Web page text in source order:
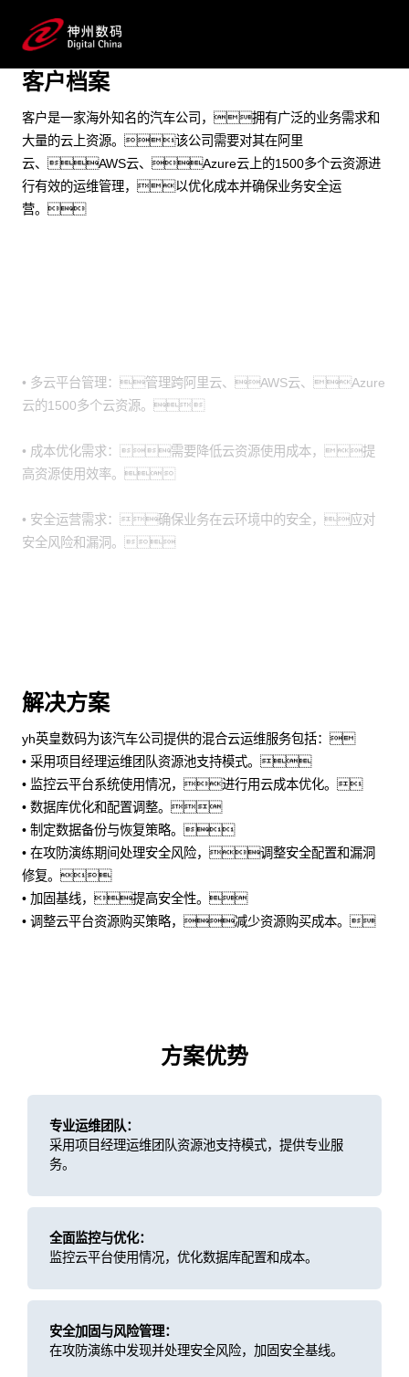
客户档案
客户是一家海外知名的汽车公司，拥有广泛的业务需求和
大量的云上资源。该公司需要对其在阿里
云、AWS云、Azure云上的1500多个云资源进
行有效的运维管理，以优化成本并确保业务安全运
营。
• 多云平台管理：管理跨阿里云、AWS云、Azure
云的1500多个云资源。
• 成本优化需求：需要降低云资源使用成本，提
高资源使用效率。
• 安全运营需求：确保业务在云环境中的安全，应对
安全风险和漏洞。
解决方案
yh英皇数码为该汽车公司提供的混合云运维服务包括：
• 采用项目经理运维团队资源池支持模式。
• 监控云平台系统使用情况，进行用云成本优化。
• 数据库优化和配置调整。
• 制定数据备份与恢复策略。
• 在攻防演练期间处理安全风险，调整安全配置和漏洞
修复。
• 加固基线，提高安全性。
• 调整云平台资源购买策略，减少资源购买成本。
方案优势
专业运维团队：
采用项目经理运维团队资源池支持模式，提供专业服
务。
全面监控与优化：
监控云平台使用情况，优化数据库配置和成本。
安全加固与风险管理：
在攻防演练中发现并处理安全风险，加固安全基线。